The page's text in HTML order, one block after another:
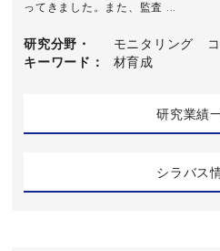
ってきました。また、監査 ...
研究分野・
キーワード
モニタリング
材育成
研究業績
シラバス